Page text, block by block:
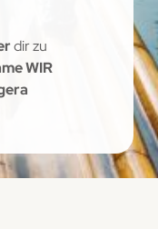
dir zu
WIR